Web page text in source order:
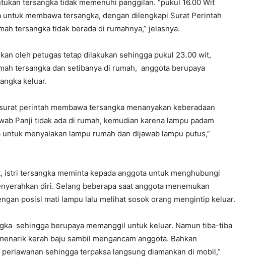
tersangka tidak memenuhi panggilan. “pukul 16.00 Wit
untuk membawa tersangka, dengan dilengkapi Surat Perintah
tersangka tidak berada di rumahnya,” jelasnya.
oleh petugas tetap dilakukan sehingga pukul 23.00 wit,
tersangka dan setibanya di rumah, anggota berupaya
keluar.
perintah membawa tersangka menanyakan keberadaan
Panji tidak ada di rumah, kemudian karena lampu padam
menyalakan lampu rumah dan dijawab lampu putus,”
istri tersangka meminta kepada anggota untuk menghubungi
diri. Selang beberapa saat anggota menemukan
posisi mati lampu lalu melihat sosok orang mengintip keluar.
sehingga berupaya memanggil untuk keluar. Namun tiba-tiba
kerah baju sambil mengancam anggota. Bahkan
sehingga terpaksa langsung diamankan di mobil,”